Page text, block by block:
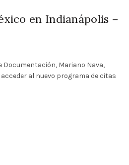
en Indianápolis –
Documentación, Mariano Nava,
al nuevo programa de citas